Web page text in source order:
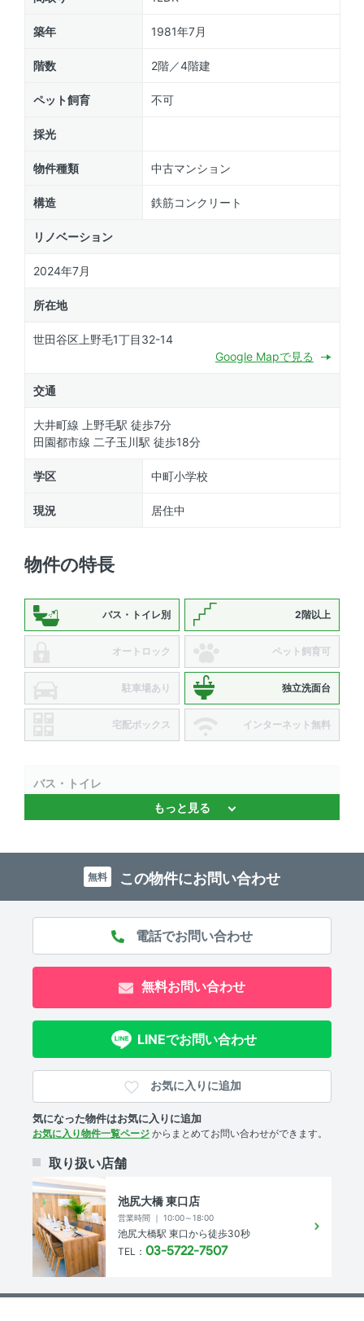
築年 1981年7月
階数 2階／4階建
ペット飼育 不可
採光
物件種類 中古マンション
構造 鉄筋コンクリート
リノベーション
2024年7月
所在地
世田谷区上野毛1丁目32-14
Google Mapで見る
交通
大井町線 上野毛駅 徒歩7分
田園都市線 二子玉川駅 徒歩18分
学区 中町小学校
現況 居住中
物件の特長
バス・トイレ別 2階以上
オートロック ペット飼育可
駐車場あり 独立洗面台
宅配ボックス インターネット無料
バス・トイレ
バストイレ別 、 独立洗面台
キッチン
3口以上コンロ 、 システムキッチン 、 コンロ2口以上
室内設備
室内洗濯機置場
角部屋 、 ウォークインクローゼット 、 バルコニー
物件概要
総戸数 -
権利
用途地域 第一種住居地域
建ぺい率 - %
もっと見る
無料 この物件にお問い合わせ
無料お問い合わせ
LINEでお問い合わせ
お気に入りに追加
気になった物件はお気に入りに追加
お気に入り物件一覧ページ からまとめてお問い合わせができます。
取り扱い店舗
池尻大橋 東口店
営業時間 ｜ 10:00～18:00
池尻大橋駅 東口から徒歩30秒
TEL： 03-5722-7507